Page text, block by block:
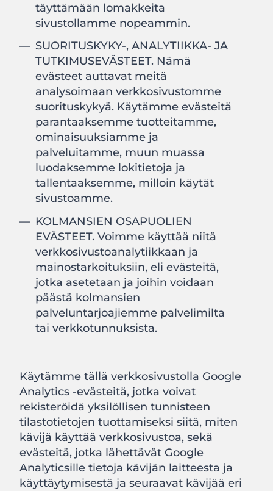
täyttämään lomakkeita
sivustollamme nopeammin.
SUORITUSKYKY-, ANALYTIIKKA- JA
TUTKIMUSEVÄSTEET. Nämä
evästeet auttavat meitä
analysoimaan verkkosivustomme
suorituskykyä. Käytämme evästeitä
parantaaksemme tuotteitamme,
ominaisuuksiamme ja
palveluitamme, muun muassa
luodaksemme lokitietoja ja
tallentaaksemme, milloin käytät
sivustoamme.
KOLMANSIEN OSAPUOLIEN
EVÄSTEET. Voimme käyttää niitä
verkkosivustoanalytiikkaan ja
mainostarkoituksiin, eli evästeitä,
jotka asetetaan ja joihin voidaan
päästä kolmansien
palveluntarjoajiemme palvelimilta
tai verkkotunnuksista.
Käytämme tällä verkkosivustolla Google
Analytics -evästeitä, jotka voivat
rekisteröidä yksilöllisen tunnisteen
tilastotietojen tuottamiseksi siitä, miten
kävijä käyttää verkkosivustoa, sekä
evästeitä, jotka lähettävät Google
Analyticsille tietoja kävijän laitteesta ja
käyttäytymisestä ja seuraavat kävijää eri